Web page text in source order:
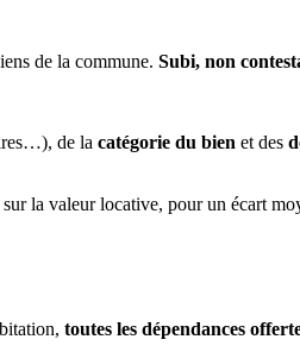
de la commune. Subi, non
de la catégorie du bien et des
sur la valeur locative, pour un écart
toutes les dépendances